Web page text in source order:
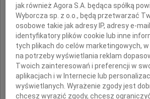
Żonie Pani
jak również Agora S.A. będąca spółką
Wyborcza sp. z o.o., będą przetwarzać
osobowe takie jak adresy IP, adresy e-
identyfikatory plików cookie lub inne
tych plikach do celów marketingowych,
na potrzeby wyświetlania reklam
Twoich zainteresowań i preferencji w
aplikacjach i w Internecie lub
wyświetlanych. Wyrażenie zgody jest
chcesz wyrazić zgody, chcesz